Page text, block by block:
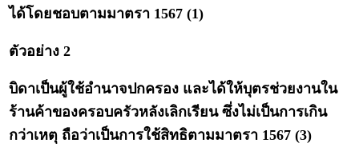
ได้โดยชอบตามมาตรา 1567 (1)
ตัวอย่าง 2
บิดาเป็นผู้ใช้อำนาจปกครอง และได้ให้บุตรช่วยงานใน
ร้านค้าของครอบครัวหลังเลิกเรียน ซึ่งไม่เป็นการเกิน
กว่าเหตุ ถือว่าเป็นการใช้สิทธิตามมาตรา 1567 (3)